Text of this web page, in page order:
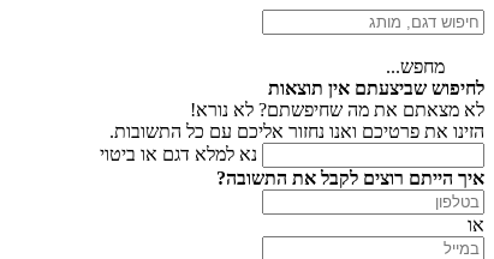
מחפש...
לחיפוש שביצעתם אין תוצאות
לא מצאתם את מה שחיפשתם? לא נורא!
הזינו את פרטיכם ואנו נחזור אליכם עם כל התשובות.
נא למלא דגם או ביטוי
איך הייתם רוצים לקבל את התשובה?
או